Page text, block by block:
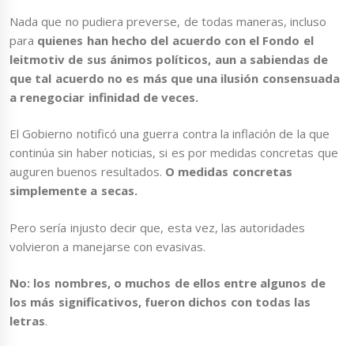
Nada que no pudiera preverse, de todas maneras, incluso
para quienes han hecho del acuerdo con el Fondo el
leitmotiv de sus ánimos políticos, aun a sabiendas de
que tal acuerdo no es más que una ilusión consensuada
a renegociar infinidad de veces.
El Gobierno notificó una guerra contra la inflación de la que
continúa sin haber noticias, si es por medidas concretas que
auguren buenos resultados. O medidas concretas
simplemente a secas.
Pero sería injusto decir que, esta vez, las autoridades
volvieron a manejarse con evasivas.
No: los nombres, o muchos de ellos entre algunos de
los más significativos, fueron dichos con todas las
letras.